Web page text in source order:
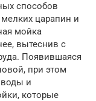
способов
царапин и
мойка
вытеснив с
Появившаяся
при этом
и
которые